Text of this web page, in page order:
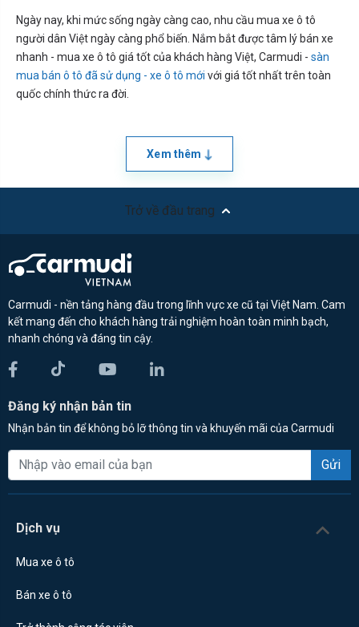
Ngày nay, khi mức sống ngày càng cao, nhu cầu mua xe ô tô
người dân Việt ngày càng phổ biến. Nắm bắt được tâm lý bán xe
nhanh - mua xe ô tô giá tốt của khách hàng Việt, Carmudi - sàn
mua bán ô tô đã sử dụng - xe ô tô mới với giá tốt nhất trên toàn
quốc chính thức ra đời.
Xem thêm
Trở về đầu trang
Carmudi - nền tảng hàng đầu trong lĩnh vực xe cũ tại Việt Nam. Cam
kết mang đến cho khách hàng trải nghiệm hoàn toàn minh bạch,
nhanh chóng và đáng tin cậy.
Đăng ký nhận bản tin
Nhận bản tin để không bỏ lỡ thông tin và khuyến mãi của Carmudi
Gửi
Dịch vụ
Mua xe ô tô
Bán xe ô tô